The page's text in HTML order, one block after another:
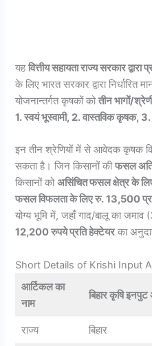
यहवित्तीय सहायता राज्य सरकार
के लिए भारत सरकार द्वारा
योजनान्तर्गत कृषकों कोतीन भागों/
1. स्वयं भूस्वामी, 2. वास्तविक कृषक,
इन तीन श्रेणियों में से आवेदक कृषक
सकता है। जिन किसानों कीफसल
किसानों कोअसिंचित फसल क्षेत्र के
फसल विफलता के लिए रु. 13,500
योग्य भूमि में, जहाँ गाद/बालू का
12,200 रुपये प्रति हेक्टेयरका
Short Details of Krishi Input
आर्टिकल का
नाम
बिहार कृषि
राज्य बिहार